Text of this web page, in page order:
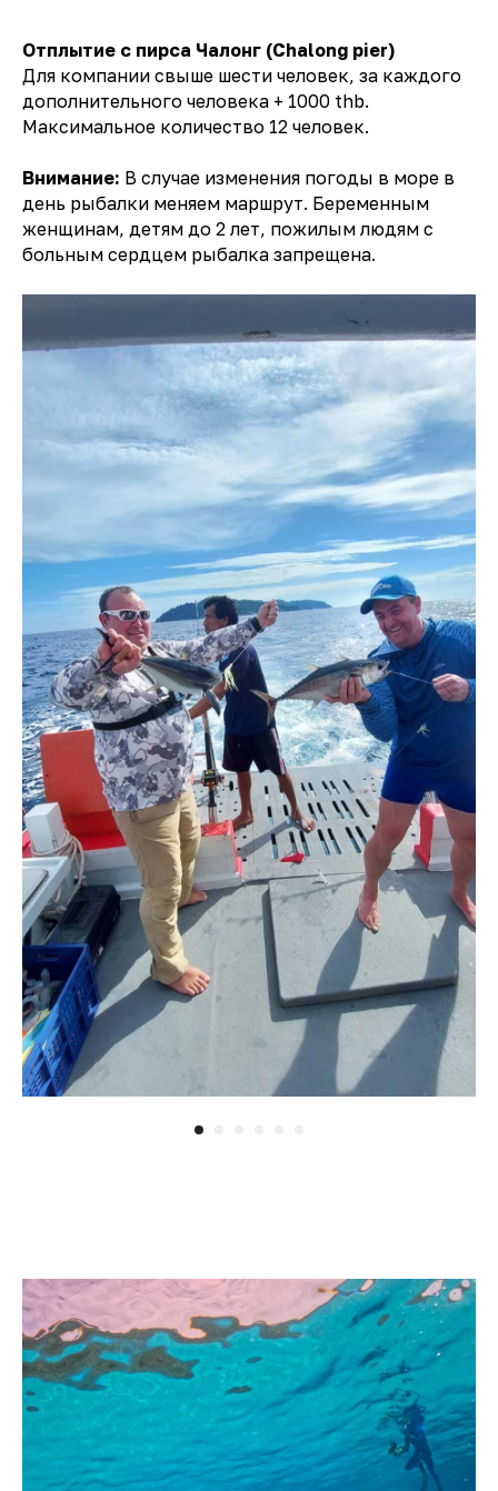
Отплытие с пирса Чалонг (Chalong pier)
Для компании свыше шести человек, за каждого
дополнительного человека + 1000 thb.
Максимальное количество 12 человек.
Внимание: В случае изменения погоды в море в
день рыбалки меняем маршрут. Беременным
женщинам, детям до 2 лет, пожилым людям с
больным сердцем рыбалка запрещена.
Компания Bike Phuket предлагает
уникальные возможности для
путешественников и жителей,
великолепие тропического рая -
изысканную недвижимость для
комфортного отдыха и элитные
яхты для незабываемых морских
приключений. Открывайте новые
горизонты с уверенным партнером
в вашем путешествии.
Аренда вилл
Прокат яхт